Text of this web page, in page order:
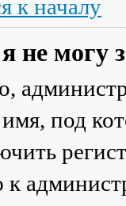
к началу
не могу
под